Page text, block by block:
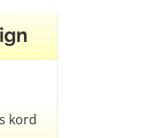
kord